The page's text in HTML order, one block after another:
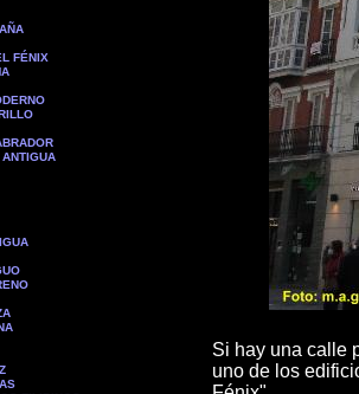
FÉNIX
Si hay una calle
uno de los